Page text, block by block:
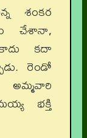
శంకర
చేశానా,
కదా
రెండో
అమ్మవారి
భక్తి